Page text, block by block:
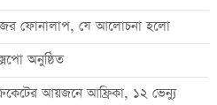
ফোনালাপ, যে আলোচনা হলো
অনুষ্ঠিত
আয়জনে আফ্রিকা, ১২ ভেন্যু